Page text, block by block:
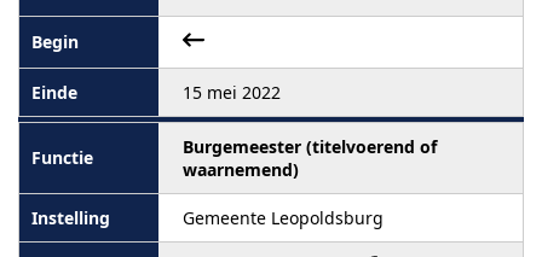
15 mei 2022
Burgemeester (titelvoerend of
waarnemend)
Gemeente Leopoldsburg